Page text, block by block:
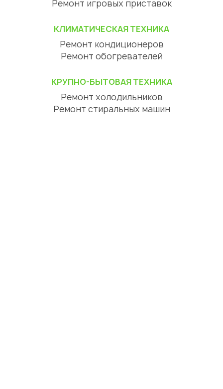
Ремонт игровых приставок
КЛИМАТИЧЕСКАЯ ТЕХНИКА
Ремонт кондиционеров
Ремонт обогревателей
КРУПНО-БЫТОВАЯ ТЕХНИКА
Ремонт холодильников
Ремонт стиральных машин